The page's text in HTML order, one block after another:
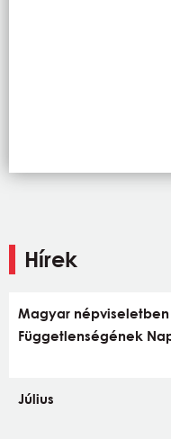
Hírek
Magyar
Függetlenségének
Július